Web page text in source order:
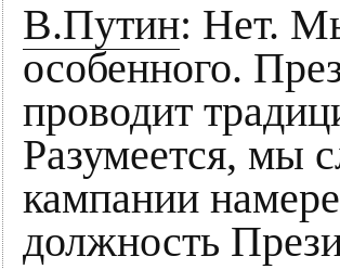
В.Путин: Нет.
особенного.
проводит
Разумеется, мы
кампании
должность